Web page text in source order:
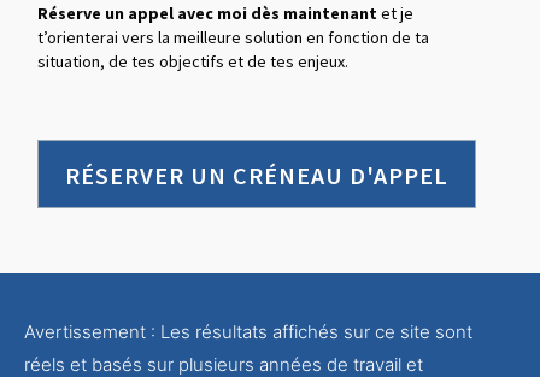
Réserve un appel avec moi dès maintenantet je
t’orienterai vers la meilleure solution en fonction de ta
situation, de tes objectifs et de tes enjeux.
RÉSERVER UN CRÉNEAU D'APPEL
Avertissement : Les résultats affichés sur ce site sont
réels et basés sur plusieurs années de travail et